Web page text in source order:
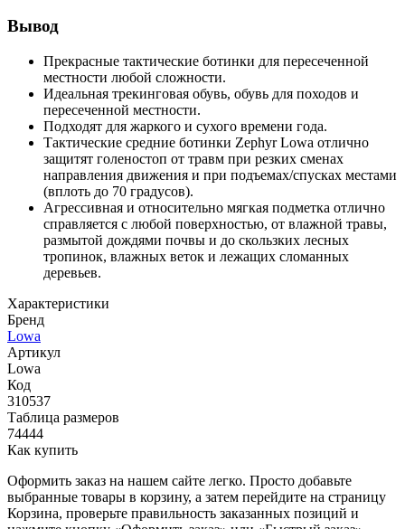
Вывод
Прекрасные тактические ботинки для пересеченной
местности любой сложности.
Идеальная трекинговая обувь, обувь для походов и
пересеченной местности.
Подходят для жаркого и сухого времени года.
Тактические средние ботинки Zephyr Lowa отлично
защитят голеностоп от травм при резких сменах
направления движения и при подъемах/спусках местами
(вплоть до 70 градусов).
Агрессивная и относительно мягкая подметка отлично
справляется с любой поверхностью, от влажной травы,
размытой дождями почвы и до скользких лесных
тропинок, влажных веток и лежащих сломанных
деревьев.
Характеристики
Бренд
Lowa
Артикул
Lowa
Код
310537
Таблица размеров
74444
Как купить
Оформить заказ на нашем сайте легко. Просто добавьте
выбранные товары в корзину, а затем перейдите на страницу
Корзина, проверьте правильность заказанных позиций и